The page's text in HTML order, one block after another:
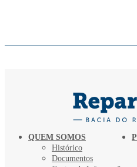
QUEM SOMOS
Histórico
Documentos